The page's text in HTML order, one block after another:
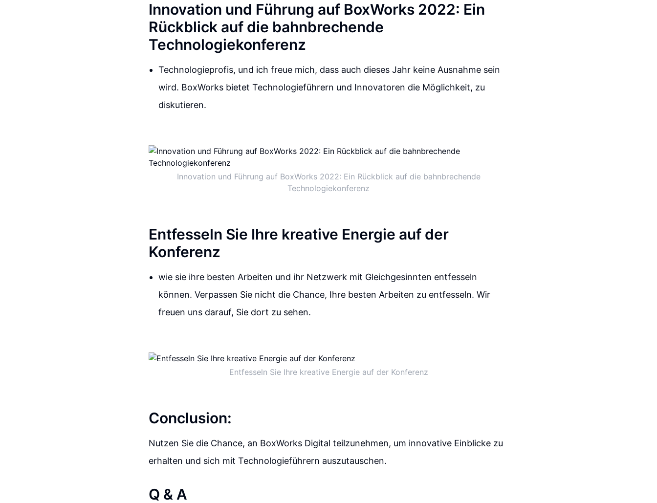
Innovation und Führung auf BoxWorks 2022: Ein
Rückblick auf die bahnbrechende
Technologiekonferenz
Technologieprofis, und ich freue mich, dass auch dieses Jahr keine Ausnahme sein
wird. BoxWorks bietet Technologieführern und Innovatoren die Möglichkeit, zu
diskutieren.
Innovation und Führung auf BoxWorks 2022: Ein Rückblick auf die bahnbrechende
Technologiekonferenz
Entfesseln Sie Ihre kreative Energie auf der
Konferenz
wie sie ihre besten Arbeiten und ihr Netzwerk mit Gleichgesinnten entfesseln
können. Verpassen Sie nicht die Chance, Ihre besten Arbeiten zu entfesseln. Wir
freuen uns darauf, Sie dort zu sehen.
Entfesseln Sie Ihre kreative Energie auf der Konferenz
Conclusion:
Nutzen Sie die Chance, an BoxWorks Digital teilzunehmen, um innovative Einblicke zu
erhalten und sich mit Technologieführern auszutauschen.
Q & A